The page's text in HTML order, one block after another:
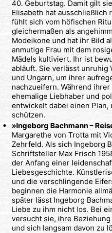
40. Geburtstag. Damit gilt
Elisabeth hat ausschließlich
fühlt sich vom höfischen
gleichermaßen als
Modeikone und hat ihr Bild
anmutige Frau mit dem
Mädels kultiviert. Ihr ist
abläuft. Sie verlässt unruhig
und Ungarn, um ihrer
nachzueifern. Während
ehemalige Liebhaber und
entwickelt dabei einen Plan,
schützen.
»Ingeborg Bachmann –
Margarethe von Trotta mit
Zehrfeld. Als sich Ingeborg
Schriftsteller Max Frisch
der Anfang einer
Liebesgeschichte.
und die verschlingende
beginnen die Harmonie
später lässt Ingeborg
Liebe zu ihm nicht los. Bei
versucht sie, ihre
und sich langsam davon zu